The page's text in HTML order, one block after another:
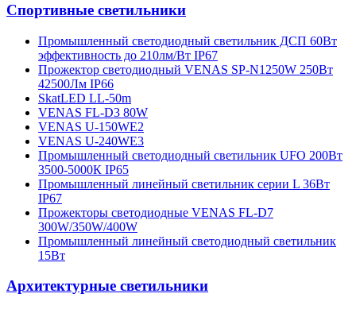
Спортивные светильники
Промышленный светодиодный светильник ДСП 60Вт
эффективность до 210лм/Вт IP67
Прожектор светодиодный VENAS SP-N1250W 250Вт
42500Лм IP66
SkatLED LL-50m
VENAS FL-D3 80W
VENAS U-150WE2
VENAS U-240WE3
Промышленный светодиодный светильник UFO 200Вт
3500-5000К IP65
Промышленный линейный светильник серии L 36Вт
IP67
Прожекторы светодиодные VENAS FL-D7
300W/350W/400W
Промышленный линейный светодиодный светильник
15Вт
Архитектурные светильники